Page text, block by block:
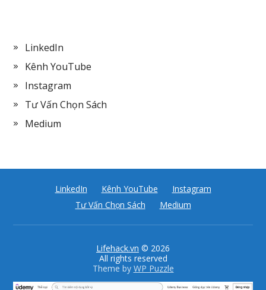
LinkedIn
Kênh YouTube
Instagram
Tư Vấn Chọn Sách
Medium
LinkedIn Kênh YouTube
Instagram
Tư Vấn Chọn Sách
Medium
Lifehack.vn © 2026
All rights reserved
Theme by WP Puzzle